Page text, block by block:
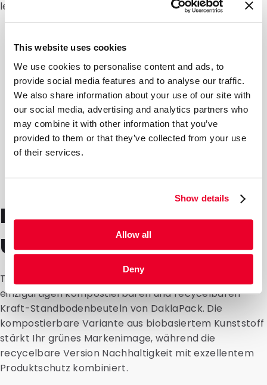
This website uses cookies
We use cookies to personalise content and ads, to
provide social media features and to analyse our traffic.
We also share information about your use of our site with
our social media, advertising and analytics partners who
may combine it with other information that you’ve
provided to them or that they’ve collected from your use
of their services.
Show details
Allow all
Deny
legen.
Kaffeebohnen und Trockenfrüchte bleiben durch
die Barriereeigenschaften frisch und geschützt.
Einzelhandel:Schmuck oder handgefertigte
Manufaktur-Produkte lassen sich markant und
ansprechend präsentieren.
Haushaltsprodukte:Auch für Reinigungsmittel,
Waschpulver oder kleine Elektronik-Accessoires
Nachhaltigkeit und
Umweltbewusstsein
Tauchen Sie ein in die Welt der Nachhaltigkeit mit den
einzigartigen kompostierbaren und recycelbaren
Kraft-Standbodenbeuteln von DaklaPack. Die
kompostierbare Variante aus biobasiertem Kunststoff
stärkt Ihr grünes Markenimage, während die
recycelbare Version Nachhaltigkeit mit exzellentem
Produktschutz kombiniert.